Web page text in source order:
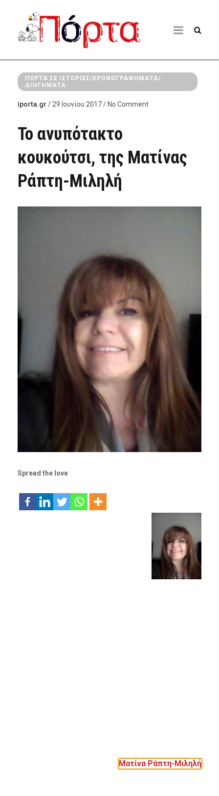
ΠΌΡΤΑ ΣΕ ΙΣΤΟΡΊΕΣ/ΧΡΟΝΟΓΡΑΦΉΜΑΤΑ/
ΔΙΗΓΉΜΑΤΑ
iporta.gr / 29 Ιουνίου 2017 / No Comment
Το ανυπότακτο
κουκούτσι, της Ματίνας
Ράπτη-Μιληλή
Spread the love
Ματίνα Ράπτη-Μιληλή